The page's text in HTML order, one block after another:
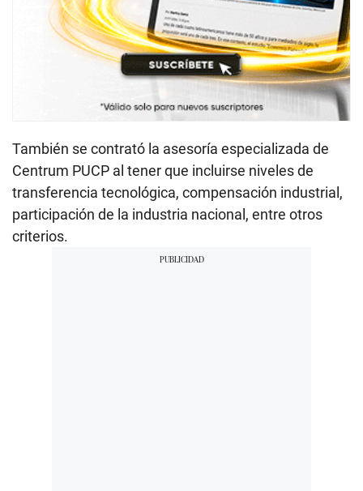
También se contrató la asesoría especializada de
Centrum PUCP al tener que incluirse niveles de
transferencia tecnológica, compensación industrial,
participación de la industria nacional, entre otros
criterios.